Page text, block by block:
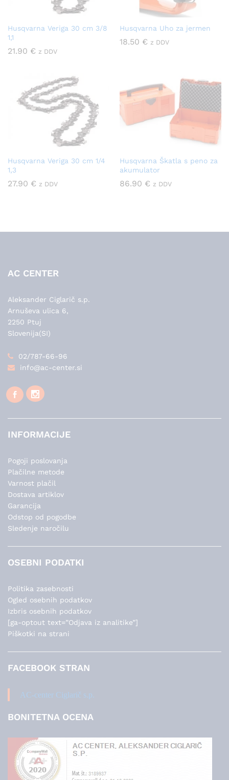
Husqvarna Veriga 30 cm 3/8
1,1
21.90 € z DDV
Husqvarna Uho za jermen
18.50 € z DDV
Husqvarna Veriga 30 cm 1/4
1,3
27.90 € z DDV
Husqvarna Škatla s peno za
akumulator
86.90 € z DDV
AC CENTER
Aleksander Ciglarič s.p.
Arnuševa ulica 6,
2250 Ptuj
Slovenija(SI)
02/787-66-96
info@ac-center.si
INFORMACIJE
Pogoji poslovanja
Plačilne metode
Varnost plačil
Dostava artiklov
Garancija
Odstop od pogodbe
Sledenje naročilu
OSEBNI PODATKI
Politika zasebnosti
Ogled osebnih podatkov
Izbris osebnih podatkov
[ga-optout text=”Odjava iz analitike”]
Piškotki na strani
FACEBOOK STRAN
AC-center Ciglarič s.p.
BONITETNA OCENA